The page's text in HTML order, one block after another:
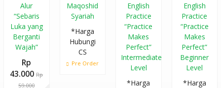
Sampai Diutus
Silsilah Fiqih
Praktis Jenazah
Alur
“Sebaris
Luka yang
Berganti
Wajah”
Rp
43.000 Rp
59.000
Maqoshid
Syariah
*Harga
Hubungi
CS
Pre Order
English
Practice
“Practice
Makes
Perfect”
Intermediate
Level
*Harga
English
Practice
“Practice
Makes
Perfect”
Beginner
Level
*Harga